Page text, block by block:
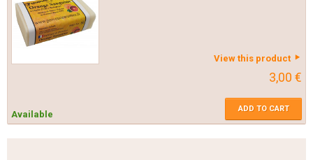
View this product
3,00 €
Available
ADD TO CART